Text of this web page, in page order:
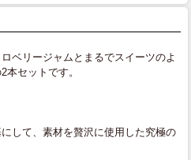
ベリージャムとまるでスイーツのよ
本セットです。
して、素材を贅沢に使用した究極の